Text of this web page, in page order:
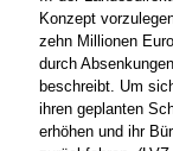
Konzept
zehn Millionen
durch
beschreibt. Um
ihren geplanten
erhöhen und ihr